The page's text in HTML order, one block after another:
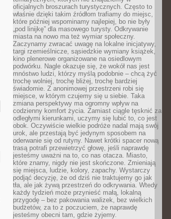
oficjalnych broszurach turystycznych. Często to
właśnie dzięki takim źródłom trafiamy do miejsc,
które później wspominamy najlepiej, bo nie były
„pod linijkę” dla masowego turysty. Odkrywanie
miasta na nowo ma też wymiar społeczny.
Zaczynamy zwracać uwagę na lokalne inicjatywy,
targi rzemieślnicze, sąsiedzkie wymiany książek,
kino plenerowe organizowane na osiedlowym
podwórku. Nagle okazuje się, że wokół nas jest
mnóstwo ludzi, którzy myślą podobnie – chcą żyć
trochę wolniej, trochę bliżej, trochę bardziej
świadomie. Z anonimowej przestrzeni robi się
miejsce, w którym czujemy się u siebie. Taka
zmiana perspektywy ma ogromny wpływ na
codzienny komfort życia. Zamiast ciągle tęsknić za
odległymi kierunkami, uczymy się lubić to, co jest
obok. Oczywiście wielkie podróże nadal mają swój
urok, ale przestają być jedynym sposobem na
oderwanie się od rutyny. Nawet krótki spacer nową
trasą potrafi przewietrzyć głowę, jeśli naprawdę
jesteśmy uważni na to, co nas otacza. Miasto,
które znamy, nigdy nie jest skończone. Zmieniają
się miejsca, ludzie, kolory, zapachy. Wystarczy
podjąć decyzję, że od dziś nie traktujemy go jak
tła, ale jak żywą przestrzeń do odkrywania. Wtedy
każdy tydzień może przynieść małą, lokalną
przygodę – bez pakowania walizek, bez wielkich
budżetów, za to z poczuciem, że naprawdę
jesteśmy obecni tam, gdzie żyjemy.